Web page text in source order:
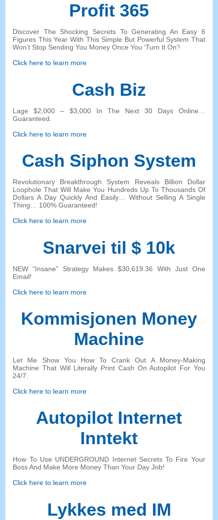
Profit 365
Discover The Shocking Secrets To Generating An Easy 6
Figures This Year With This Simple But Powerful System That
Won’t Stop Sending You Money Once You ‘Turn It On’!
Click here to learn more
Cash Biz
Lage $2,000 – $3,000 In The Next30 Days Online
Guaranteed
Click here to learn more
Cash Siphon System
Revolutionary Breakthrough System Reveals Billion Dollar
Loophole That Will Make You Hundreds Up To Thousands Of
Dollars A Day Quickly And Easily… Without Selling A Single
Thing … 100%Guaranteed!
Click here to learn more
Snarvei til $ 10k
NEW “Insane” Strategy Makes $30,619.36 With Just One
Email!
Click here to learn more
Kommisjonen Money
Machine
Let Me Show You How To Crank Out A Money-Making
Machine That Will Literally Print Cash On Autopilot For You
24/7.
Click here to learn more
Autopilot Internet
Inntekt
How To Use UNDERGROUND Internet Secrets To Fire Your
Boss And Make More Money Than Your Day Job!
Click here to learn more
Lykkes med IM